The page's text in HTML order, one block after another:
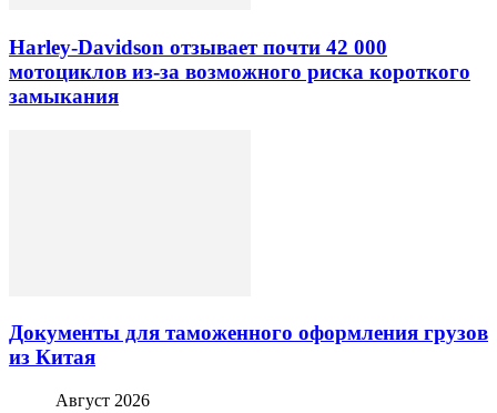
Harley-Davidson отзывает почти 42 000
мотоциклов из-за возможного риска короткого
замыкания
Документы для таможенного оформления грузов
из Китая
Август 2026